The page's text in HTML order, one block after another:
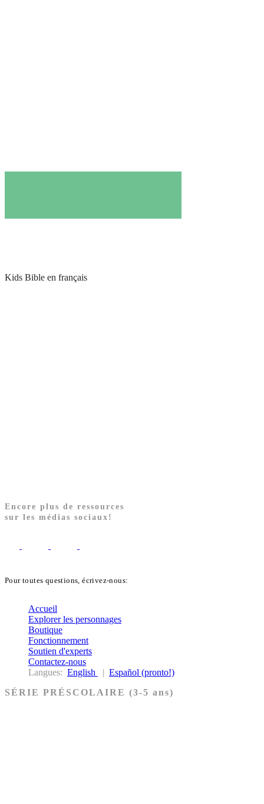
Kids Bible en français
Encore plus de ressources
sur les médias sociaux!
Pour toutes questions, écrivez-nous:
Accueil
Explorer les personnages
Boutique
Fonctionnement
Soutien d'experts
Contactez-nous
Langues: English | Español (pronto!)
SÉRIE PRÉSCOLAIRE (3-5 ans)